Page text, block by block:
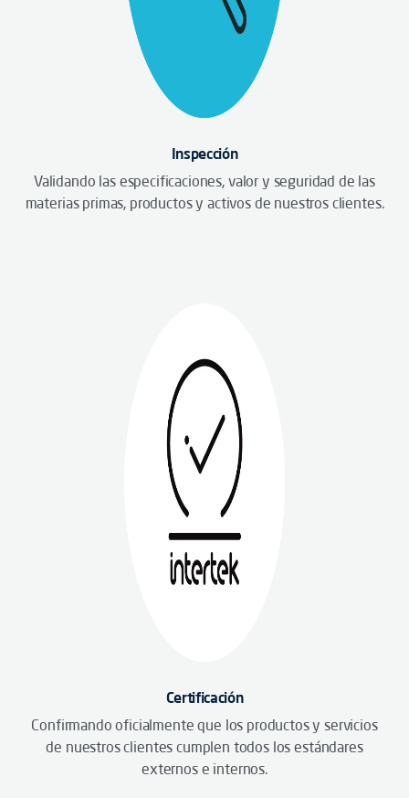
Inspección
Validando las especificaciones, valor y seguridad de las
materias primas, productos y activos de nuestros clientes.
Certificación
Confirmando oficialmente que los productos y servicios
de nuestros clientes cumplen todos los estándares
externos e internos.